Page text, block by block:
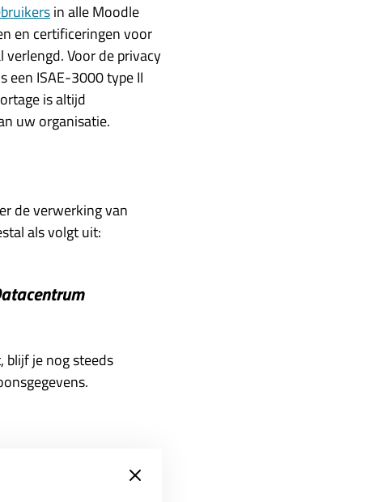
in alle Moodle
en certificeringen voor
verlengd. Voor de privacy
een ISAE-3000 type II
is altijd
uw organisatie.
de verwerking van
als volgt uit:
blijf je nog steeds
3000 rapportage laten